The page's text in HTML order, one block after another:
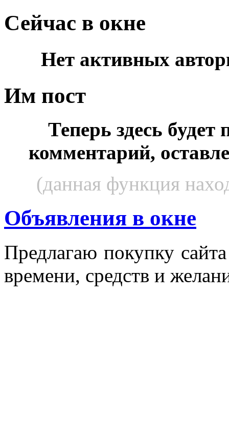
Сейчас в окне
Нет активных
Им пост
Теперь здесь будет
комментарий,
(данная функция
Объявления в окне
Пред­ла­гаю по­куп­ку
вре­мени, средств и